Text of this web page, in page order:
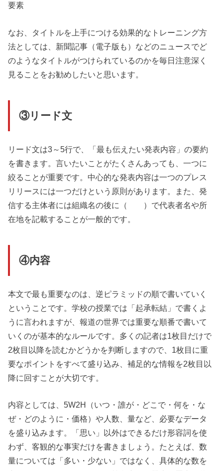
要素
なお、タイトルを上手につける効果的なトレーニング方
法としては、新聞記事（電子版も）などのニュースでど
のようなタイトルがつけられているのかを毎日注意深く
見ることをお勧めしたいと思います。
③リード文
リード文は3～5行で、「最も伝えたい発表内容」の要約
を書きます。言いたいことがたくさんあっても、一つに
絞ることが重要です。中心的な発表内容は一つのプレス
リリースには一つだけという原則があります。また、発
信する主体者には組織名の後に（ ）で代表者名や所
在地を記載することが一般的です。
④内容
本文で最も重要なのは、逆ピラミッドの順で書いていく
ということです。学校の授業では「起承転結」で書くよ
うに言われますが、報道の世界では重要な順番で書いて
いくのが基本的なルールです。多くの記者は1枚目だけで
2枚目以降を読むかどうかを判断しますので、1枚目に重
要なポイントをすべて盛り込み、補足的な情報を2枚目以
降に回すことが大切です。
内容としては、5W2H（いつ・誰が・どこで・何を・な
ぜ・どのように・価格）や人数、量など、必要なデータ
を盛り込みます。「思い」以外はできるだけ形容詞を使
わず、客観的な事実だけを書きましょう。たとえば、数
量については「多い・少ない」ではなく、具体的な数を